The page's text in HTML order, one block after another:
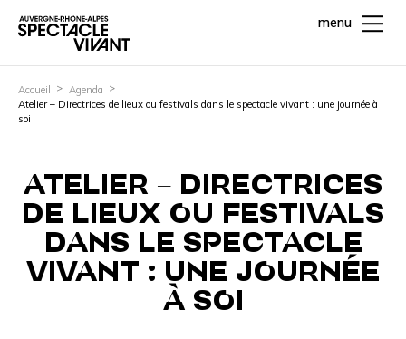
menu
Accueil
Agenda
Atelier – Directrices de lieux ou festivals dans le spectacle vivant : une journée à
soi
ATELIER – DIRECTRICES
DE LIEUX OU FESTIVALS
DANS LE SPECTACLE
VIVANT : UNE JOURNÉE
À SOI